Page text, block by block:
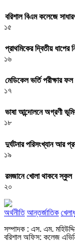
বরিশাল বিএম কলেজে
১৫
প্রাথমিকের দ্বিতীয় ধাপের
১৬
মেডিকেল ভর্তি পরীক্ষার
১৭
ভাষা আন্দোলনে অগ্রণী
১৮
দুর্ঘটনার পরিসংখ্যান আর
১৯
রমজানে খোলা থাকবে স্কুল
২০
অর্থনীতি আন্তর্জাতিক
সম্পাদক : এস. এম.
বরিশাল অফিস: কলেজ